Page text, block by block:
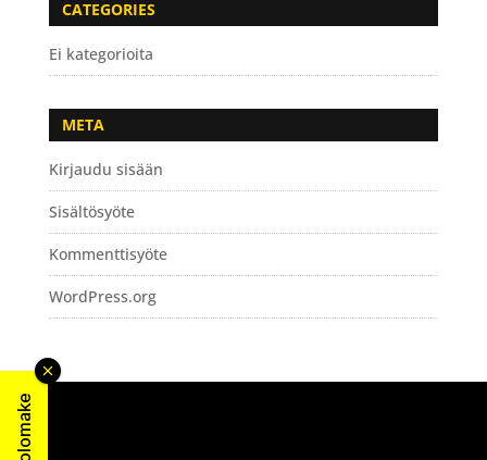
CATEGORIES
Ei kategorioita
META
Kirjaudu sisään
Sisältösyöte
Kommenttisyöte
WordPress.org